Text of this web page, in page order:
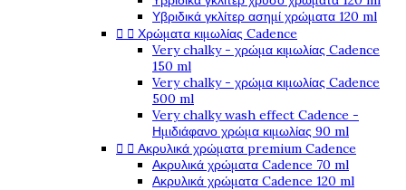
Υβριδικά γκλίτερ ασημί χρώματα 120 ml
  Χρώματα κιμωλίας Cadence
Very chalky - χρώμα κιμωλίας Cadence
150 ml
Very chalky - χρώμα κιμωλίας Cadence
500 ml
Very chalky wash effect Cadence -
Ημιδιάφανο χρώμα κιμωλίας 90 ml
  Ακρυλικά χρώματα premium Cadence
Ακρυλικά χρώματα Cadence 70 ml
Ακρυλικά χρώματα Cadence 120 ml